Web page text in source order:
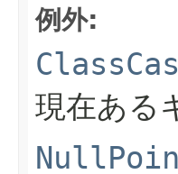
例外:
現在ある